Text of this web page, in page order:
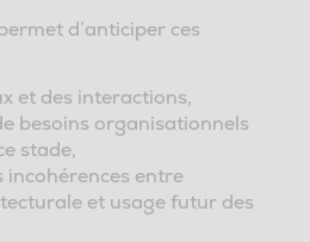
d’anticiper ces
et des interactions,
besoins organisationnels
stade,
incohérences entre
et usage futur des